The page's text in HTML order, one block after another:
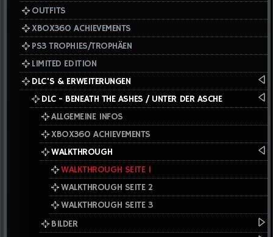
OUTFITS
XBOX360 ACHIEVEMENTS
PS3 TROPHIES/TROPHÄEN
LIMITED EDITION
DLC'S & ERWEITERUNGEN
DLC - BENEATH THE ASHES / UNTER DER ASCHE
ALLGEMEINE INFOS
XBOX360 ACHIEVEMENTS
WALKTHROUGH
WALKTHROUGH SEITE 1
WALKTHROUGH SEITE 2
WALKTHROUGH SEITE 3
BILDER